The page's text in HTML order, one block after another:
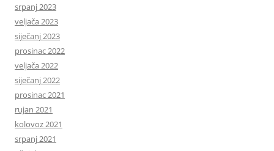
srpanj 2023
veljača 2023
siječanj 2023
prosinac 2022
veljača 2022
siječanj 2022
prosinac 2021
rujan 2021
kolovoz 2021
srpanj 2021